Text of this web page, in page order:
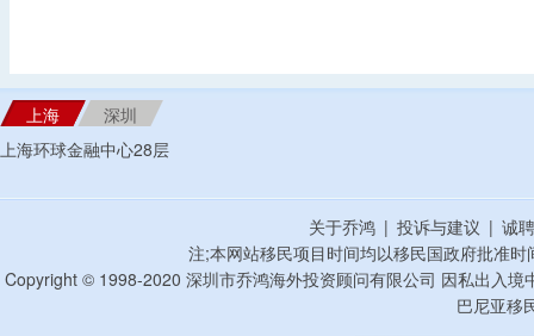
上海
深圳
上海环球金融中心28层
关于乔鸿 | 投诉与建议 | 诚
注;本网站移民项目时间均以移民国政府批准
Copyright © 1998-2020 深圳市乔鸿海外投资顾问有限公司 因私出入
巴尼亚移